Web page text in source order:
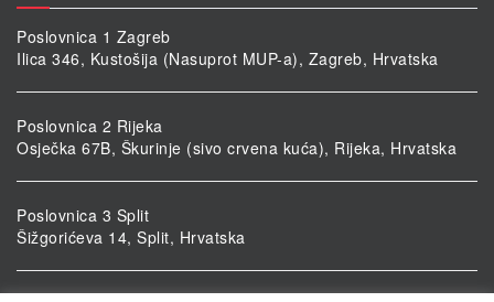
Poslovnica 1 Zagreb
Ilica 346, Kustošija (Nasuprot MUP-a), Zagreb, Hrvatska
Poslovnica 2 Rijeka
Osječka 67B, Škurinje (sivo crvena kuća), Rijeka, Hrvatska
Poslovnica 3 Split
Šižgorićeva 14, Split, Hrvatska